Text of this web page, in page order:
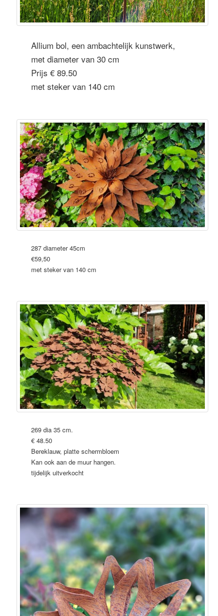
Allium bol, een ambachtelijk kunstwerk,
met diameter van 30 cm
Prijs € 89.50
met steker van 140 cm
287 diameter 45cm
€59,50
met steker van 140 cm
269 dia 35 cm.
€ 48.50
Bereklauw, platte schermbloem
Kan ook aan de muur hangen.
tijdelijk uitverkocht